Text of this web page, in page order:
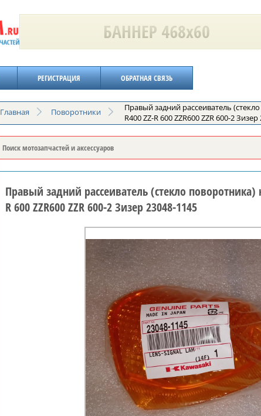
РЕГИСТРАЦИЯ ОБРАТНАЯ СВЯЗЬ
Главная Поворотники
Правый задний рассеиватель
R400 ZZ-R 600 ZZR600 ZZR 600-2
Правый задний рассеиватель (стекло поворотника)
R 600 ZZR600 ZZR 600-2 Зизер 23048-1145